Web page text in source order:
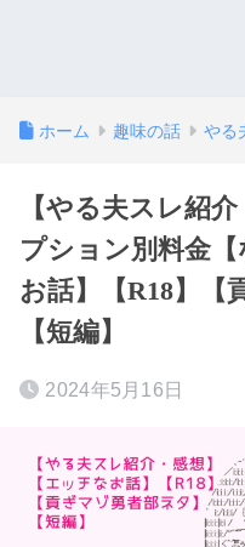
ホーム 趣味の話 やる
【やる夫スレ紹
プション別料金
お話】【R18】【
【短編】
2024年5月16日